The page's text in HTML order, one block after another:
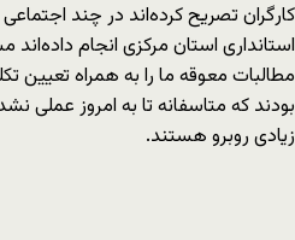
کارگران تصریح کرده‌اند در چند
استانداری استان مرکزی انجام
مطالبات معوقه ما را به همراه تعیین
بودند که متاسفانه تا به امروز عملی
زیادی روبرو هستند.